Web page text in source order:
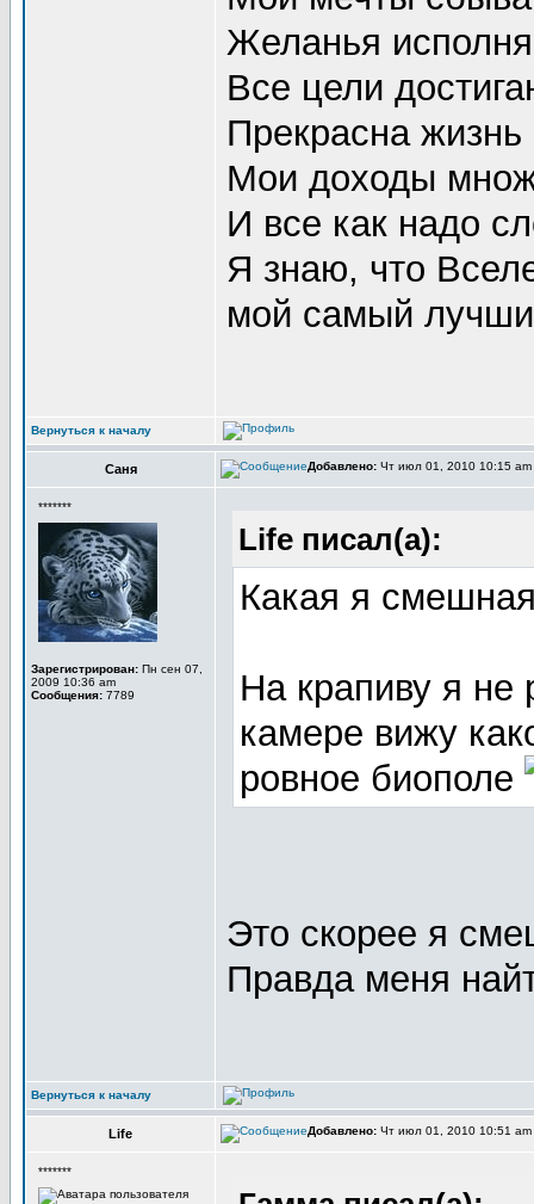
Желанья
Все цели
Прекрасна жизнь
Мои доходы
И все как надо
Я знаю, что
мой самый
Вернуться к началу
Саня Добавлено: Чт июл 01, 2010 10:15 am
*******
Зарегистрирован: Пн сен 07,
2009 10:36 am
Сообщения: 7789
Life писал(а):
Какая я
На крапиву я
камере вижу
ровное биополе
Это скорее я
Правда меня
Вернуться к началу
Life Добавлено: Чт июл 01, 2010 10:51 am
*******